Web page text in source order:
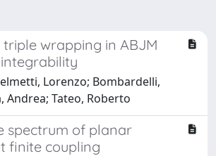
triple wrapping in ABJM
Lorenzo; Bombardelli,
Andrea; Tateo, Roberto
spectrum of planar
finite coupling